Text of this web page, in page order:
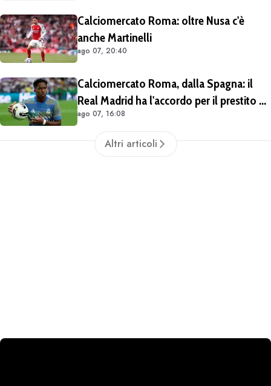
Calciomercato Roma: oltre Nusa c'è
anche Martinelli
ago 07, 20:40
Calciomercato Roma, dalla Spagna: il
Real Madrid ha l'accordo per il prestito di
Endrick in Premier League
ago 07, 16:08
Altri articoli